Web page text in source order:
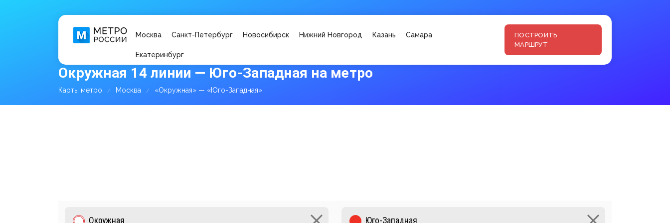
Москва Санкт-Петербург Новосибирск Нижний Новгород Казань Самара
Екатеринбург
ПОСТРОИТЬ
МАРШРУТ
Окружная 14 линии — Юго-Западная на метро
Карты метро Москва «Окружная» — «Юго-Западная»